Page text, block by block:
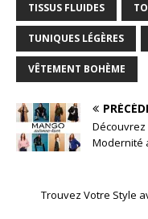
TISSUS FLUIDES
TUNIQUES LÉGÈRES
VÊTEMENT BOHÈME
Découvrez
Modernité
Trouvez Votre Style